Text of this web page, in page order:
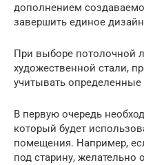
дополнением
завершить единое
При выборе потолочной
художественной стали,
учитывать определенные
В первую очередь
который будет
помещения. Например,
под старину, желательно